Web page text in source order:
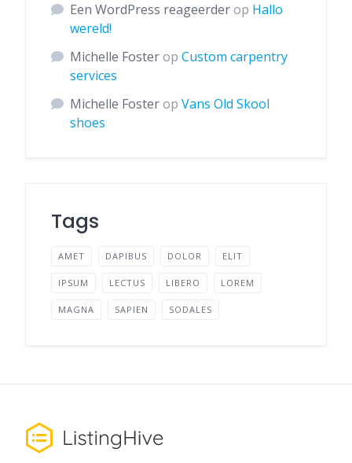
Een WordPress reageerderop Hallo
wereld!
Michelle Fosterop Custom carpentry
services
Michelle Fosterop Vans Old Skool
shoes
Tags
AMET DAPIBUS DOLOR ELIT
IPSUM LECTUS LIBERO LOREM
MAGNA SAPIEN SODALES